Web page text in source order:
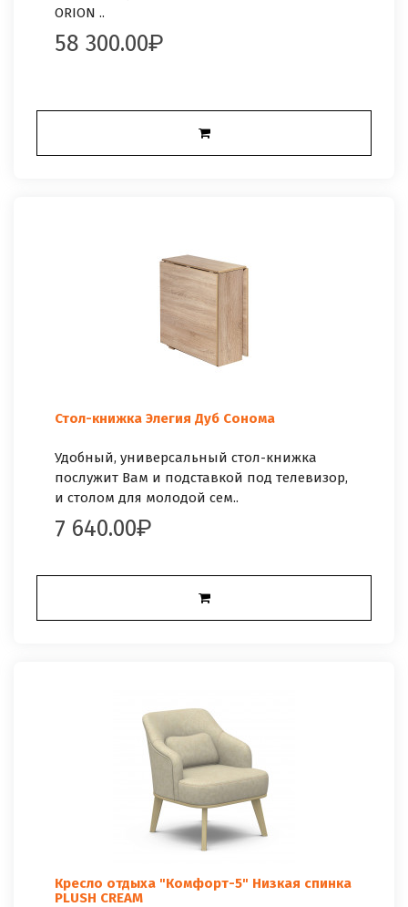
ORION ..
58 300.00
Стол-книжка Элегия Дуб Сонома
Удобный, универсальный стол-книжка
послужит Вам и подставкой под телевизор,
и столом для молодой сем..
7 640.00
Кресло отдыха "Комфорт-5" Низкая спинка
PLUSH CREAM